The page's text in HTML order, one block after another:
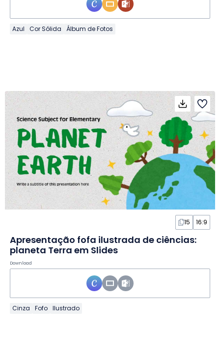
Azul Cor Sólida Álbum de Fotos
15 16:9
Apresentação fofa ilustrada de ciências:
planeta Terra em Slides
Download
Cinza Fofo Ilustrado